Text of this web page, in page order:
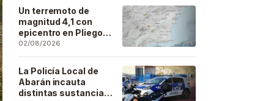
Un terremoto de
magnitud 4,1 con
epicentro en Pliego
se deja sentir en
buena parte de la
región
02/08/2026
La Policía Local de
Abarán incauta
distintas sustancias